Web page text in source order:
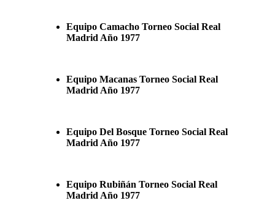
Equipo Camacho Torneo Social Real
Madrid Año 1977
Equipo Macanas Torneo Social Real
Madrid Año 1977
Equipo Del Bosque Torneo Social Real
Madrid Año 1977
Equipo Rubiñán Torneo Social Real
Madrid Año 1977